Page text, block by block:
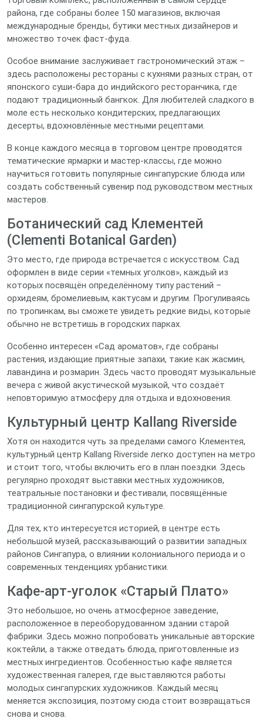
района, где собраны более 150 магазинов, включая
международные бренды, бутики местных дизайнеров и
множество точек фаст‑фуда.
Особое внимание заслуживает гастрономический этаж –
здесь расположены рестораны с кухнями разных стран, от
японского суши‑бара до индийского ресторанчика, где
подают традиционный бангкок. Для любителей сладкого в
моле есть несколько кондитерских, предлагающих
десерты, вдохновлённые местными рецептами.
В конце каждого месяца в торговом центре проводятся
тематические ярмарки и мастер‑классы, где можно
научиться готовить популярные сингапурские блюда или
создать собственный сувенир под руководством местных
мастеров.
Ботанический сад Клементей
(Clementi Botanical Garden)
Это место, где природа встречается с искусством. Сад
оформлен в виде серии «темных уголков», каждый из
которых посвящён определённому типу растений –
орхидеям, бромелиевым, кактусам и другим. Прогуливаясь
по тропинкам, вы сможете увидеть редкие виды, которые
обычно не встретишь в городских парках.
Особенно интересен «Сад ароматов», где собраны
растения, издающие приятные запахи, такие как жасмин,
лавандина и розмарин. Здесь часто проводят музыкальные
вечера с живой акустической музыкой, что создаёт
неповторимую атмосферу для отдыха и вдохновения.
Культурный центр Kallang Riverside
Хотя он находится чуть за пределами самого Клементея,
культурный центр Kallang Riverside легко доступен на метро
и стоит того, чтобы включить его в план поездки. Здесь
регулярно проходят выставки местных художников,
театральные постановки и фестивали, посвящённые
традиционной сингапурской культуре.
Для тех, кто интересуется историей, в центре есть
небольшой музей, рассказывающий о развитии западных
районов Сингапура, о влиянии колониального периода и о
современных тенденциях урбанистики.
Кафе-арт-уголок «Старый Плато»
Это небольшое, но очень атмосферное заведение,
расположенное в переоборудованном здании старой
фабрики. Здесь можно попробовать уникальные авторские
коктейли, а также отведать блюда, приготовленные из
местных ингредиентов. Особенностью кафе является
художественная галерея, где выставляются работы
молодых сингапурских художников. Каждый месяц
меняется экспозиция, поэтому сюда стоит возвращаться
снова и снова.